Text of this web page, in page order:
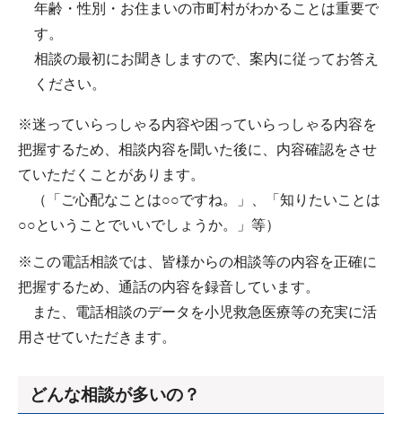
年齢・性別・お住まいの市町村がわかることは重要で
す。
相談の最初にお聞きしますので、案内に従ってお答え
ください。
※迷っていらっしゃる内容や困っていらっしゃる内容を
把握するため、相談内容を聞いた後に、内容確認をさせ
ていただくことがあります。
（「ご心配なことは○○ですね。」、「知りたいことは
○○ということでいいでしょうか。」等）
※この電話相談では、皆様からの相談等の内容を正確に
把握するため、通話の内容を録音しています。
また、電話相談のデータを小児救急医療等の充実に活
用させていただきます。
どんな相談が多いの？